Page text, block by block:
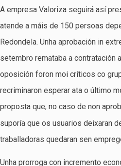
A empresa Valoriza seguirá así
atende a máis de 150 persoas
Redondela. Unha aprobación in
setembro remataba a contratación
oposición foron moi críticos co
recriminaron esperar ata o último
proposta que, no caso de non
suporía que os usuarios deixaran
traballadoras quedaran sen
Unha prorroga con incremento